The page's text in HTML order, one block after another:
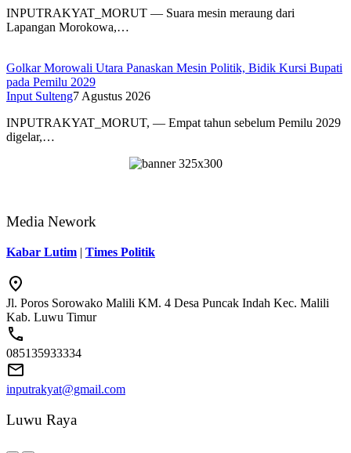
INPUTRAKYAT_MORUT — Suara mesin meraung dari
Lapangan Morokowa,…
Golkar Morowali Utara Panaskan Mesin Politik, Bidik Kursi Bupati
pada Pemilu 2029
Input Sulteng7 Agustus 2026
INPUTRAKYAT_MORUT, — Empat tahun sebelum Pemilu 2029
digelar,…
Media Nework
Kabar Lutim | Times Politik
Jl. Poros Sorowako Malili KM. 4 Desa Puncak Indah Kec. Malili
Kab. Luwu Timur
085135933334
inputrakyat@gmail.com
Luwu Raya